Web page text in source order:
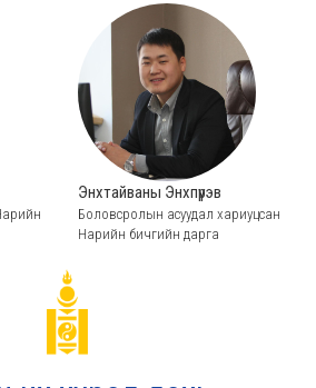
Энхтайваны Энхпүрэв
Боловсролын асуудал хариуцсан
Нарийн бичгийн дарга